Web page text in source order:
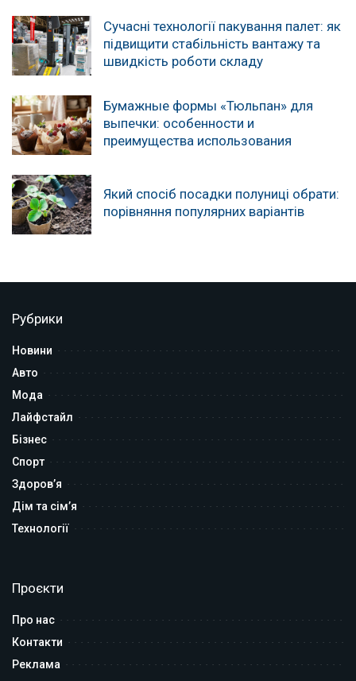
Сучасні технології пакування палет: як
підвищити стабільність вантажу та
швидкість роботи складу
Бумажные формы «Тюльпан» для
выпечки: особенности и
преимущества использования
Який спосіб посадки полуниці обрати:
порівняння популярних варіантів
Рубрики
Новини
Авто
Мода
Лайфстайл
Бізнес
Спорт
Здоров’я
Дім та сім’я
Технології
Проєкти
Про нас
Контакти
Реклама